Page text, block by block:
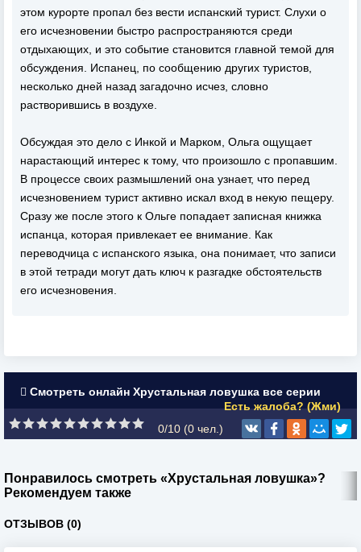
этом курорте пропал без вести испанский турист. Слухи о
его исчезновении быстро распространяются среди
отдыхающих, и это событие становится главной темой для
обсуждения. Испанец, по сообщению других туристов,
несколько дней назад загадочно исчез, словно
растворившись в воздухе.
Обсуждая это дело с Инкой и Марком, Ольга ощущает
нарастающий интерес к тому, что произошло с пропавшим.
В процессе своих размышлений она узнает, что перед
исчезновением турист активно искал вход в некую пещеру.
Сразу же после этого к Ольге попадает записная книжка
испанца, которая привлекает ее внимание. Как
переводчица с испанского языка, она понимает, что записи
в этой тетради могут дать ключ к разгадке обстоятельств
его исчезновения.
Смотреть онлайн Хрустальная ловушка все серии
Есть жалоба? (Жми)
0/10 (0 чел.)
Понравилось смотреть «Хрустальная ловушка»?
Рекомендуем также
ОТЗЫВОВ (0)